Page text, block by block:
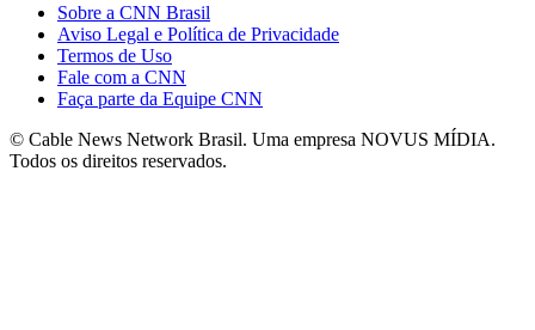
Sobre a CNN Brasil
Aviso Legal e Política de Privacidade
Termos de Uso
Fale com a CNN
Faça parte da Equipe CNN
© Cable News Network Brasil. Uma empresa NOVUS MÍDIA.
Todos os direitos reservados.